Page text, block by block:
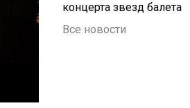
концерта звезд балета
Все новости